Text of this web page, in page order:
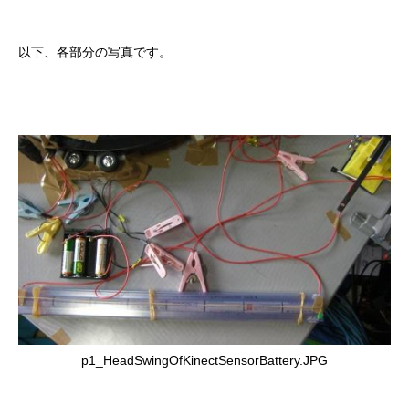
以下、各部分の写真です。
p1_HeadSwingOfKinectSensorBattery.JPG